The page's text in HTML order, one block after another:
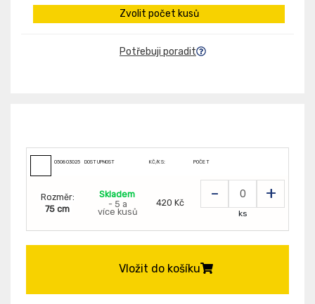
Zvolit počet kusů
Potřebuji poradit
050803025 DOSTUPNOST KČ/KS: POČET
Rozměr:
75 cm
Skladem
- 5 a
více kusů
420 Kč - +
ks
Vložit do košíku